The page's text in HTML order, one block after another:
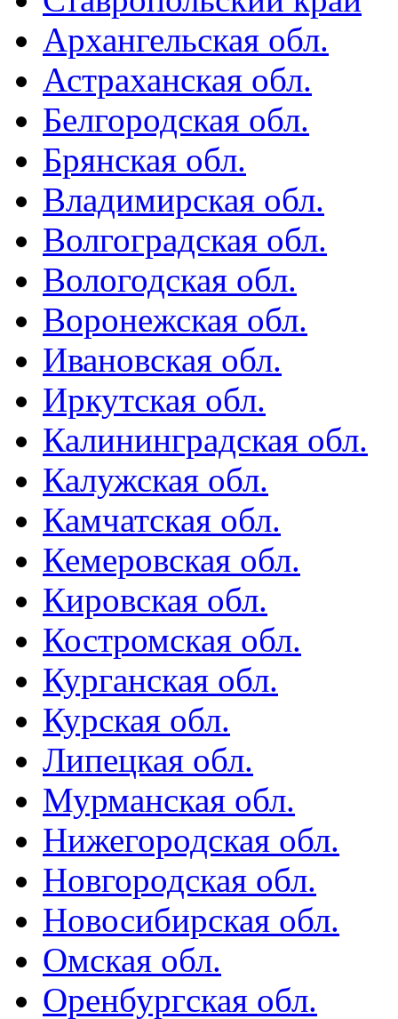
Архангельская обл.
Астраханская обл.
Белгородская обл.
Брянская обл.
Владимирская обл.
Волгоградская обл.
Вологодская обл.
Воронежская обл.
Ивановская обл.
Иркутская обл.
Калининградская обл.
Калужская обл.
Камчатская обл.
Кемеровская обл.
Кировская обл.
Костромская обл.
Курганская обл.
Курская обл.
Липецкая обл.
Мурманская обл.
Нижегородская обл.
Новгородская обл.
Новосибирская обл.
Омская обл.
Оренбургская обл.